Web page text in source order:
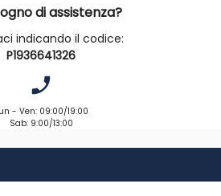
e un idromassaggio, con ombrelloni,
area giochi per bambini, biliardo,
h. 21-02) e connessione wi-fi
A pagamento, servizio lavanderia,
souvenir, cambio valuta, centro Spa con
aerobica, yoga e sport
pagamento, attrezzatura da snorkeling e
di assistenza?
indicando il codice:
P1936641326
phone_enabled
- Ven: 09:00/19:00
Sab: 9:00/13:00